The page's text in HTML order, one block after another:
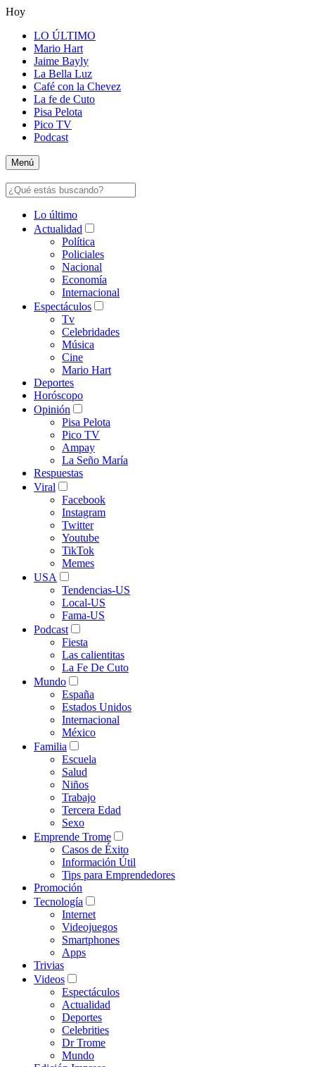
Hoy
LO ÚLTIMO
Mario Hart
Jaime Bayly
La Bella Luz
Café con la Chevez
La fe de Cuto
Pisa Pelota
Pico TV
Podcast
Menú
Lo último
Actualidad
Política
Policiales
Nacional
Economía
Internacional
Espectáculos
Tv
Celebridades
Música
Cine
Mario Hart
Deportes
Horóscopo
Opinión
Pisa Pelota
Pico TV
Ampay
La Seño María
Respuestas
Viral
Facebook
Instagram
Twitter
Youtube
TikTok
Memes
USA
Tendencias-US
Local-US
Fama-US
Podcast
Fiesta
Las calientitas
La Fe De Cuto
Mundo
España
Estados Unidos
Internacional
México
Familia
Escuela
Salud
Niños
Trabajo
Tercera Edad
Sexo
Emprende Trome
Casos de Éxito
Información Útil
Tips para Emprendedores
Promoción
Tecnología
Internet
Videojuegos
Smartphones
Apps
Trivias
Videos
Espectáculos
Actualidad
Deportes
Celebrities
Dr Trome
Mundo